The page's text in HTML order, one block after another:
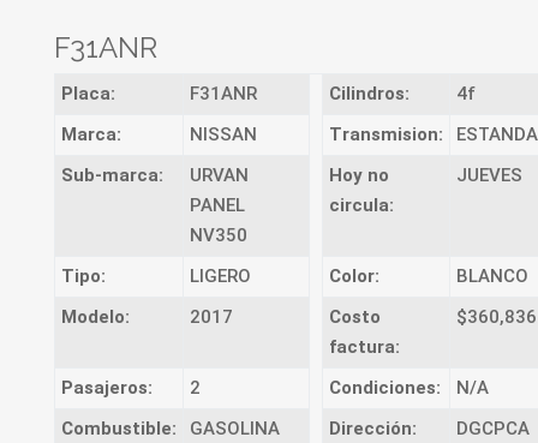
F31ANR
Placa: F31ANR Cilindros:
4f
Marca:
NISSAN Transmision:
Sub-marca:
URVAN
PANEL
NV350
Hoy no
circula:
JUEVES
Tipo: LIGERO Color:
BLANCO
Modelo:
2017
Costo
factura:
Pasajeros: 2 Condiciones:
N/A
Combustible:
GASOLINA Dirección:
DGCPCA